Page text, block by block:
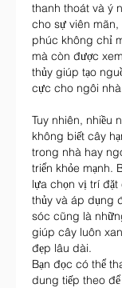
thanh thoát và ý
cho sự viên
phúc không chỉ
mà còn được
thủy giúp tạo
cực cho ngôi
Tuy nhiên, nhiều
không biết cây
trong nhà hay
triển khỏe mạnh.
lựa chọn vị trí
thủy và áp dụng
sóc cũng là
giúp cây luôn
đẹp lâu dài.
Bạn đọc có thể
dung tiếp theo